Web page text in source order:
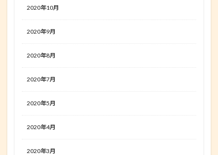
2020年10月
2020年9月
2020年8月
2020年7月
2020年5月
2020年4月
2020年3月